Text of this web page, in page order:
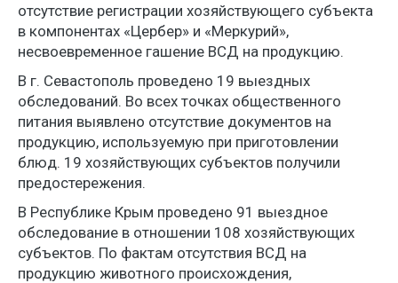
отсутствие регистрации хозяйствующего субъекта
в компонентах «Цербер» и «Меркурий»,
несвоевременное гашение ВСД на продукцию.
В г. Севастополь проведено 19 выездных
обследований. Во всех точках общественного
питания выявлено отсутствие документов на
продукцию, используемую при приготовлении
блюд. 19 хозяйствующих субъектов получили
предостережения.
В Республике Крым проведено 91 выездное
обследование в отношении 108 хозяйствующих
субъектов. По фактам отсутствия ВСД на
продукцию животного происхождения,